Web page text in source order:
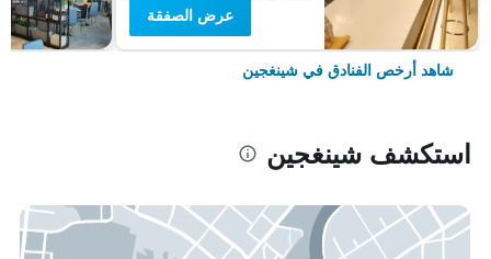
عرض الصفقة
شاهد أرخص الفنادق في شينغجين
استكشف شينغجين